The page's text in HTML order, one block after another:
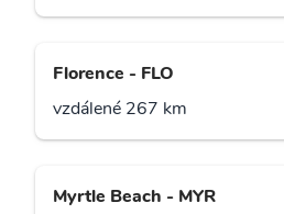
Florence - FLO
vzdálené 267 km
Myrtle Beach - MYR